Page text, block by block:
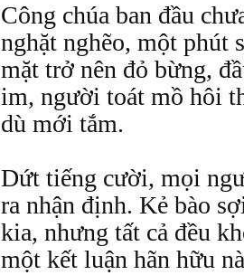
Công chúa ban đầu
nghặt nghẽo, một phút
mặt trở nên đỏ bừng,
im, người toát mồ hôi
dù mới tắm.
Dứt tiếng cười, mọi
ra nhận định. Kẻ bào
kia, nhưng tất cả đều
một kết luận hãn hữu